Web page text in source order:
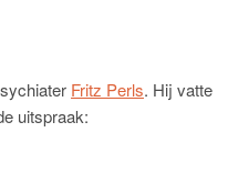
Fritz Perls. Hij vatte
uitspraak: